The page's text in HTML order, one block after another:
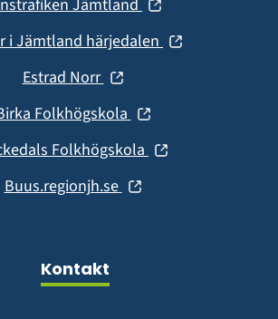
nytt
fönster)
Jämtland
nytt
i Jämtland härjedalen (öppnas
Estrad Norr (öppnas
nytt
fönster)
Folkhögskola (öppnas
nytt
fönster)
Folkhögskola (öppnas
Buus.regionjh.se (öppnas
Kontakt